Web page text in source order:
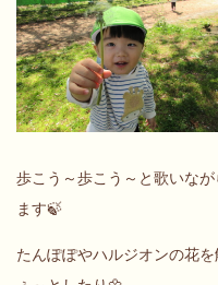
歩こう～歩こう～と歌いな
ます🍃
たんぽぽやハルジオンの花